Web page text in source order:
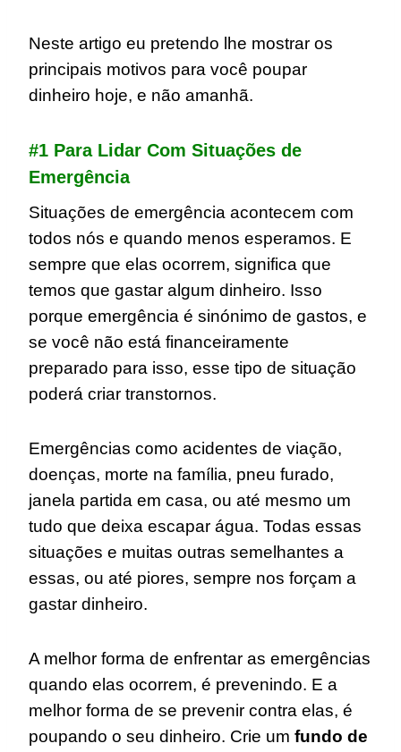
Neste artigo eu pretendo lhe mostrar os
principais motivos para você poupar
dinheiro hoje, e não amanhã.
#1 Para Lidar Com Situações de
Emergência
Situações de emergência acontecem com
todos nós e quando menos esperamos. E
sempre que elas ocorrem, significa que
temos que gastar algum dinheiro. Isso
porque emergência é sinónimo de gastos, e
se você não está financeiramente
preparado para isso, esse tipo de situação
poderá criar transtornos.
Emergências como acidentes de viação,
doenças, morte na família, pneu furado,
janela partida em casa, ou até mesmo um
tudo que deixa escapar água. Todas essas
situações e muitas outras semelhantes a
essas, ou até piores, sempre nos forçam a
gastar dinheiro.
A melhor forma de enfrentar as emergências
quando elas ocorrem, é prevenindo. E a
melhor forma de se prevenir contra elas, é
poupando o seu dinheiro. Crie um fundo de